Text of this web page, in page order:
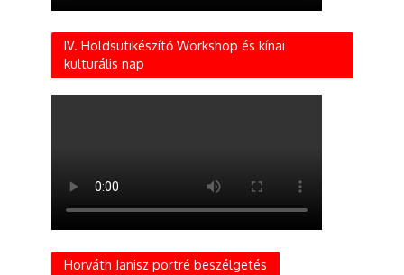
IV. Holdsütikészítő Workshop és kínai
kulturális nap
Horváth Janisz portré beszélgetés